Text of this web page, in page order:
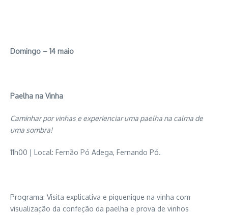
Domingo – 14 maio
Paelha na Vinha
Caminhar por vinhas e experienciar uma paelha na calma de
uma sombra!
11h00 | Local: Fernão Pó Adega, Fernando Pó.
Programa: Visita explicativa e piquenique na vinha com
visualização da confeção da paelha e prova de vinhos